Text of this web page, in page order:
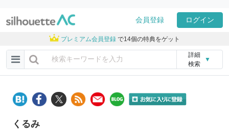
会員登録 ログイン
プレミアム会員登録 で14個の特典をゲット
詳細
検索
▼
くるみ